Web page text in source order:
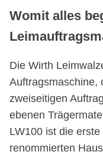
Womit alles
Die Wirth
Auftragsmaschine,
zweiseitigen
ebenen
LW100 ist die
renommierten